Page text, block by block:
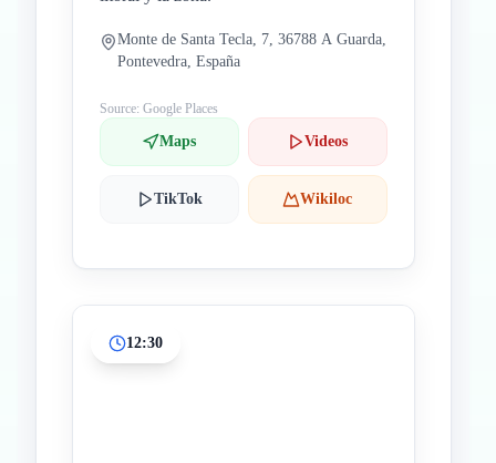
Monte de Santa Tecla, 7, 36788 A Guarda,
Pontevedra, España
Source: Google Places
Maps Videos
TikTok Wikiloc
12:30